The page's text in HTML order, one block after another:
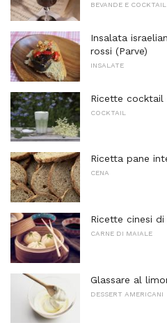
BEVANDE E COCKTAIL
Insalata
rossi (Parve)
INSALATE
Ricette
COCKTAIL
Ricetta pane
CENA
Ricette cinesi
CARNE DI MAIALE
Glassare al
DESSERT AMERICANI